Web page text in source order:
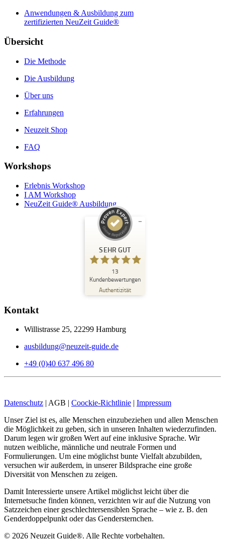
Anwendungen & Ausbildung zum
zertifizierten NeuZeit Guide®
Übersicht
Die Methode
Die Ausbildung
Über uns
Erfahrungen
Neuzeit Shop
FAQ
Workshops
Erlebnis Workshop
I AM Workshop
NeuZeit Guide® Ausbildung
SEHR GUT
13
Kundenbewertungen
Authentizität
Kundenbewertungen und Erfahrungen zu
NeuZeit Guide®
Empfehlungen auf
ProvenExpert.com
ProvenExpert.com
Bewertungen von
1
Blick aufs ProvenExpert-Profil werfen
Kontakt
Willistrasse 25, 22299 Hamburg
ausbildung@neuzeit-guide.de
+49 (0)40 637 496 80
Datenschutz | AGB | Coockie-Richtlinie | Impressum
Unser Ziel ist es, alle Menschen einzubeziehen und allen Menschen
die Möglichkeit zu geben, sich in unseren Inhalten wiederzufinden.
Darum legen wir großen Wert auf eine inklusive Sprache. Wir
nutzen weibliche, männliche und neutrale Formen und
Formulierungen. Um eine möglichst bunte Vielfalt abzubilden,
versuchen wir außerdem, in unserer Bildsprache eine große
Diversität von Menschen zu zeigen.
Damit Interessierte unsere Artikel möglichst leicht über die
Internetsuche finden können, verzichten wir auf die Nutzung von
Satzzeichen einer geschlechtersensiblen Sprache – wie z. B. den
Genderdoppelpunkt oder das Gendersternchen.
© 2026 Neuzeit Guide®. Alle Rechte vorbehalten.